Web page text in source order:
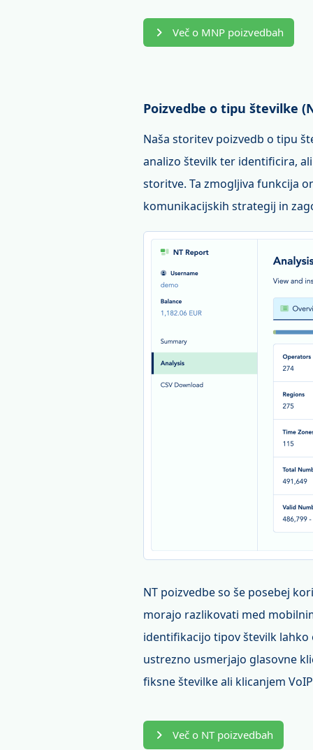
Več o MNP poizvedbah
Poizvedbe o tipu številke
Naša storitev poizvedb o tipu
analizo številk ter identificira,
storitve. Ta zmogljiva funkcija
komunikacijskih strategij in
NT poizvedbe so še posebej
morajo razlikovati med
identifikacijo tipov številk lahko
ustrezno usmerjajo glasovne
fiksne številke ali klicanjem
Več o NT poizvedbah